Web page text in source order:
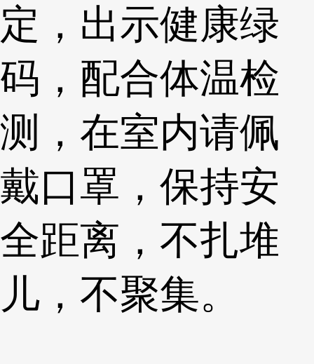
定，出示健康绿
码，配合体温检
测，在室内请佩
戴口罩，保持安
全距离，不扎堆
儿，不聚集。